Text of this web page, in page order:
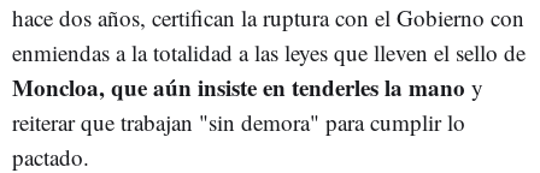
hace dos años, certifican la ruptura con el Gobierno con
enmiendas a la totalidad a las leyes que lleven el sello de
Moncloa, que aún insiste en tenderles la mano y
reiterar que trabajan "sin demora" para cumplir lo
pactado.